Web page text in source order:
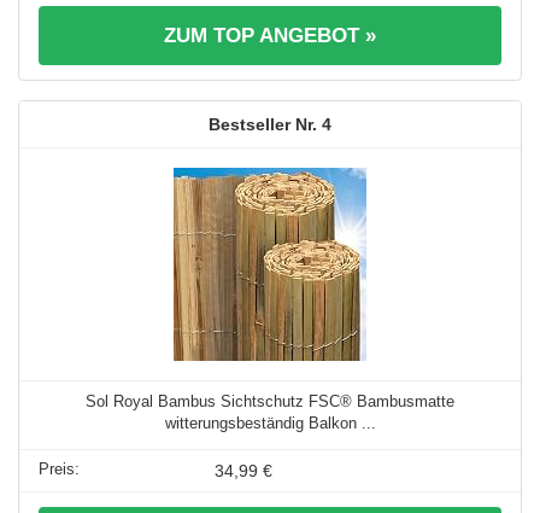
ZUM TOP ANGEBOT »
4
Sol Royal Bambus Sichtschutz FSC® Bambusmatte
witterungsbeständig Balkon ...
34,99 €